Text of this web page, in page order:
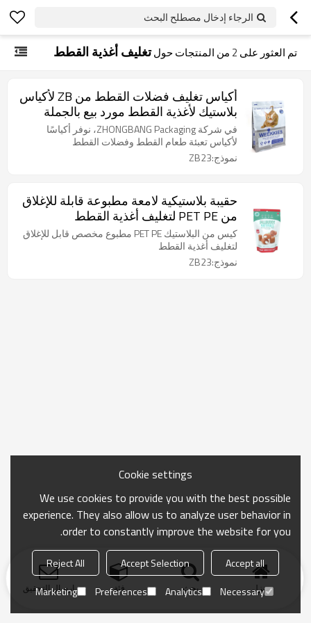
الرجاء إدخال مصطلح البحث
تم العثور على 2 من المنتجات حولتغليف أغذية القطط
أكياس تغليف فضلات القطط من ZB لأكياس
بلاستيك لأغذية القطط مورد بيع بالجملة
للطباعة حسب الطلب
في شركة ZHONGBANG Packaging، نوفر أكياسًا
لأكياس تعبئة طعام القطط وفضلات القطط
نموذج:ZB23
حقيبة بلاستيكية لامعة مطبوعة قابلة للإغلاق
من PET PE لتغليف أغذية القطط
كيس من البلاستيك PET PE مطبوع مخصص قابل للإغلاق
لتغليف أغذية القطط
نموذج:ZB23
منزل بحث فئة ارسال التحقيق
Cookie settings
We use cookies to provide you with the best possible
experience. They also allow us to analyze user behavior in
order to constantly improve the website for you.
Accept all
Accept Selection
Reject All
Necessary
Analytics
Preferences
Marketing